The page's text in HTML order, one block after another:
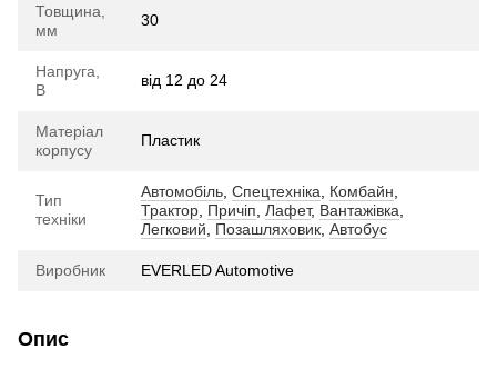
Товщина,
мм
30
Напруга,
В
від 12 до 24
Матеріал
корпусу
Пластик
Тип
техніки
Автомобіль Спецтехніка Комбайн
Трактор Причіп Лафет, Вантажівка
Легковий
Позашляховик Автобус
Виробник EVERLED Automotive
Опис